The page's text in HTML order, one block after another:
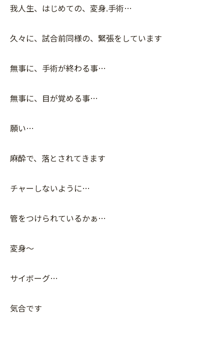
我人生、はじめての、変身.手術…
久々に、試合前同様の、緊張をしています
無事に、手術が終わる事…
無事に、目が覚める事…
願い…
麻酔で、落とされてきます
チャーしないように…
管をつけられているかぁ…
変身〜
サイボーグ…
気合です